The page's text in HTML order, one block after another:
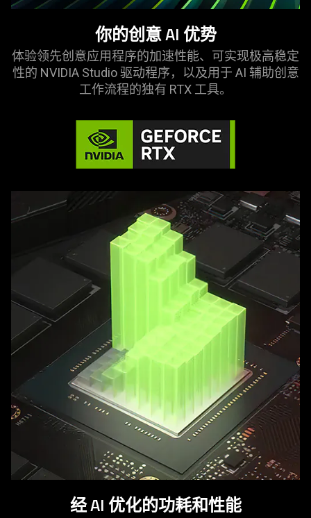
你的创意 AI 优势
体验领先创意应用程序的加速性能、可实现极高稳定
性的 NVIDIA Studio 驱动程序，以及用于 AI 辅助创意
工作流程的独有 RTX 工具。
经 AI 优化的功耗和性能